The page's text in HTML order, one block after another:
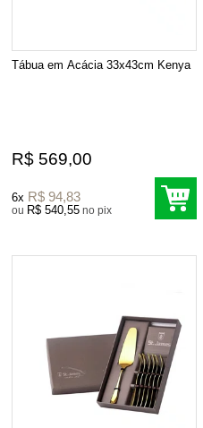
Tábua em Acácia 33x43cm Kenya
R$ 569,00
6x R$ 94,83
ou R$ 540,55 no pix